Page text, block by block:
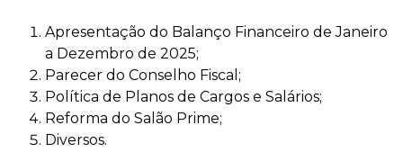
Apresentação do Balanço Financeiro de Janeiro
a Dezembro de 2025;
Parecer do Conselho Fiscal;
Política de Planos de Cargos e Salários;
Reforma do Salão Prime;
Diversos.